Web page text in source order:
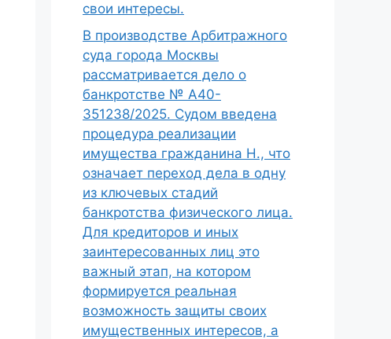
свои интересы.
В производстве Арбитражного
суда города Москвы
рассматривается дело о
банкротстве № А40-
351238/2025. Судом введена
процедура реализации
имущества гражданина Н., что
означает переход дела в одну
из ключевых стадий
банкротства физического лица.
Для кредиторов и иных
заинтересованных лиц это
важный этап, на котором
формируется реальная
возможность защиты своих
имущественных интересов, а